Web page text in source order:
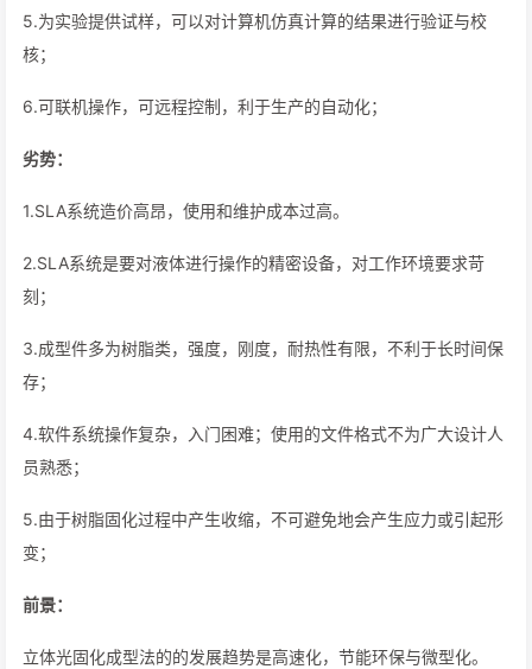
5.为实验提供试样，可以对计算机仿真计算的结果进行验证与校
核；
6.可联机操作，可远程控制，利于生产的自动化；
劣势：
1.SLA系统造价高昂，使用和维护成本过高。
2.SLA系统是要对液体进行操作的精密设备，对工作环境要求苛
刻；
3.成型件多为树脂类，强度，刚度，耐热性有限，不利于长时间保
存；
4.软件系统操作复杂，入门困难；使用的文件格式不为广大设计人
员熟悉；
5.由于树脂固化过程中产生收缩，不可避免地会产生应力或引起形
变；
前景：
立体光固化成型法的的发展趋势是高速化，节能环保与微型化。